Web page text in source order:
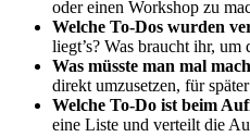
oder einen Workshop zu
Welche To-Dos wurden
liegt’s? Was braucht ihr,
Was müsste man mal
direkt umzusetzen, für
Welche To-Do ist beim
eine Liste und verteilt die